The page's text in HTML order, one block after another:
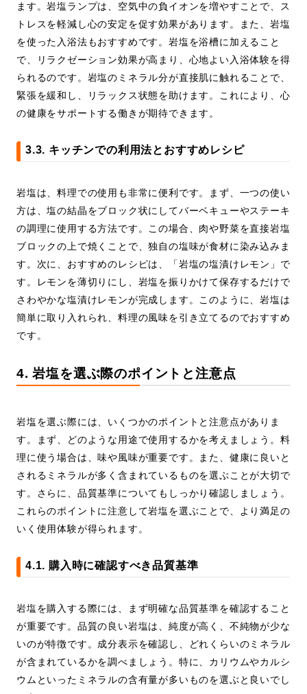
ます。岩塩ランプは、空気中の負イオンを増やすことで、ス
トレスを軽減し心の安定を促す効果があります。また、岩塩
を使った入浴法もおすすめです。岩塩を浴槽に加えること
で、リラクゼーション効果が高まり、心地よい入浴体験を得
られるのです。岩塩のミネラル分が直接肌に触れることで、
緊張を緩和し、リラックス状態を助けます。これにより、心
の健康をサポートする働きが期待できます。
3.3. キッチンでの利用法とおすすめレシピ
岩塩は、料理での使用も非常に便利です。まず、一つの使い
方は、塩の結晶をブロック状にしてバーベキューやステーキ
の調理に使用する方法です。この場合、肉や野菜を直接岩塩
ブロックの上で焼くことで、独自の塩味が食材に染み込みま
す。次に、おすすめのレシピは、「岩塩の塩漬けレモン」で
す。レモンを薄切りにし、岩塩を振りかけて保存するだけで
さわやかな塩漬けレモンが完成します。このように、岩塩は
簡単に取り入れられ、料理の風味を引き立てるのでおすすめ
です。
4. 岩塩を選ぶ際のポイントと注意点
岩塩を選ぶ際には、いくつかのポイントと注意点がありま
す。まず、どのような用途で使用するかを考えましょう。料
理に使う場合は、味や風味が重要です。また、健康に良いと
されるミネラルが多く含まれているものを選ぶことが大切で
す。さらに、品質基準についてもしっかり確認しましょう。
これらのポイントに注意して岩塩を選ぶことで、より満足の
いく使用体験が得られます。
4.1. 購入時に確認すべき品質基準
岩塩を購入する際には、まず明確な品質基準を確認すること
が重要です。品質の良い岩塩は、純度が高く、不純物が少な
いのが特徴です。成分表示を確認し、どれくらいのミネラル
が含まれているかを調べましょう。特に、カリウムやカルシ
ウムといったミネラルの含有量が多いものを選ぶと良いでし